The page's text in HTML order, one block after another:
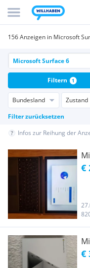
156 Anzeigen in Microsoft
Bundesland Zustand
Filter zurücksetzen
Filtern 1
Infos zur Reihung der
€
€